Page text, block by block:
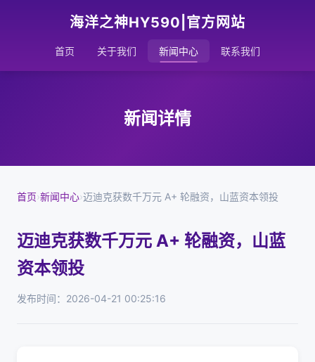
海洋之神HY590|官方网站
首页 关于我们 新闻中心 联系我们
新闻详情
首页›新闻中心›迈迪克获数千万元 A+ 轮融资，山蓝资本领投
迈迪克获数千万元 A+ 轮融资，山蓝
资本领投
发布时间：2026-04-21 00:25:16